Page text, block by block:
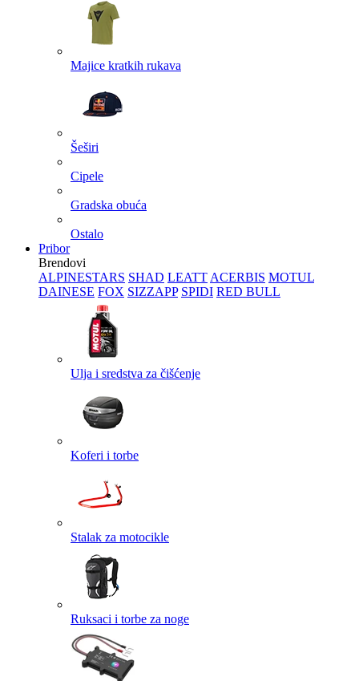
Majice kratkih rukava
Šeširi
Cipele
Gradska obuća
Ostalo
Pribor
Brendovi
ALPINESTARS SHAD LEATT ACERBIS MOTUL
DAINESE FOX SIZZAPP SPIDI RED BULL
Ulja i sredstva za čišćenje
Koferi i torbe
Stalak za motocikle
Ruksaci i torbe za noge